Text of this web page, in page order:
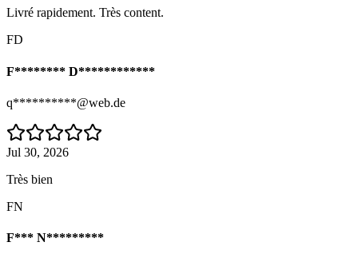
Livré rapidement. Très content.
FD
F******** D************
q**********@web.de
Jul 30, 2026
Très bien
FN
F*** N*********